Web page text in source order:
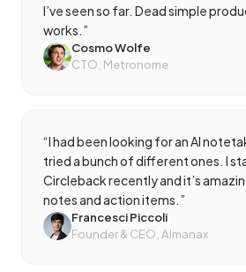
I’ve seen so far. Dead simple
works.”
Cosmo Wolfe
CTO, Metronome
“I had been looking for an AI
tried a bunch of different ones. I
Circleback recently and it’s
notes and action items.”
Francesci Piccoli
Founder & CEO, Almanax